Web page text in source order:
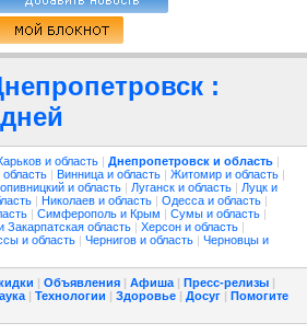
:
и область | Днепропетровск и область |
| Винница и область | Житомир и область |
и область | Луганск и область | Луцк и
| Николаев и область | Одесса и область |
| Симферополь и Крым | Сумы и область |
Закарпатская область | Херсон и область |
и область | Чернигов и область | Черновцы и
| Объявления | Афиша | Пресс-релизы |
| Технологии | Здоровье | Досуг | Помогите